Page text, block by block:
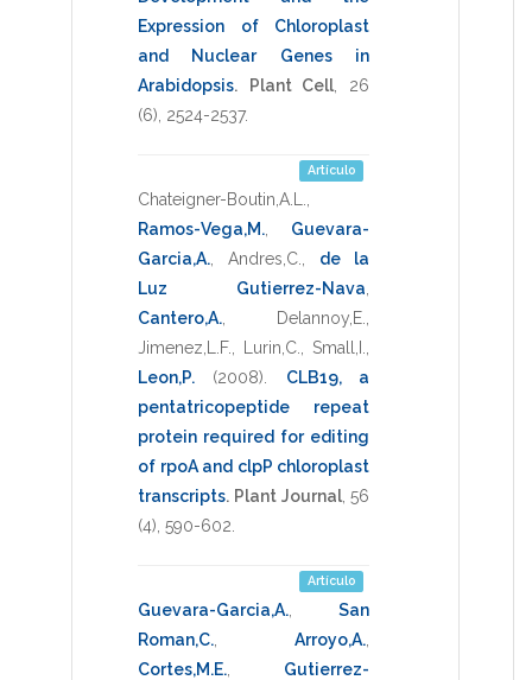
Expression of Chloroplast
and Nuclear Genes in
Arabidopsis. Plant Cell
26
(6), 2524-2537.
Artículo
Chateigner-Boutin,A.L.
Ramos-Vega,M.
Guevara-
Garcia,A.
Andres,C.
de la
Luz Gutierrez-Nava
Cantero,A.
Delannoy,E.
Jimenez,L.F.
Lurin,C. Small,I.
Leon,P.
(2008)
CLB19, a
pentatricopeptide repeat
protein required for editing
of rpoA and clpP chloroplast
transcripts. Plant Journal,56
(4), 590-602
Artículo
Guevara-Garcia,A.
San
Roman,C.
Arroyo,A.
Cortes,M.E.
Gutierrez-